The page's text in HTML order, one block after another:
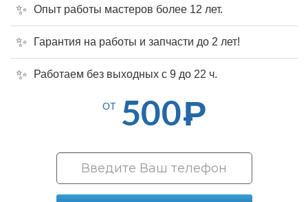
Опыт работы мастеров более 12 лет.
Гарантия на работы и запчасти до 2 лет!
Работаем без выходных с 9 до 22 ч.
ОТ 500Р